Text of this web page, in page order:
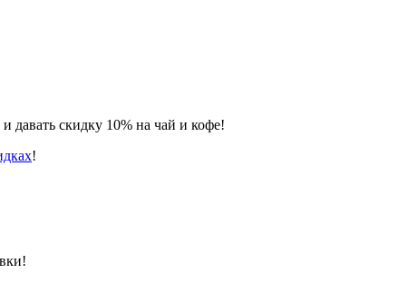
и давать скидку 10% на чай и кофе!
!